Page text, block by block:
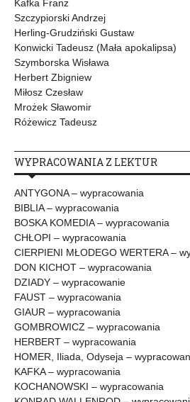
Kafka Franz
Szczypiorski Andrzej
Herling-Grudziński Gustaw
Konwicki Tadeusz (Mała apokalipsa)
Szymborska Wisława
Herbert Zbigniew
Miłosz Czesław
Mrożek Sławomir
Różewicz Tadeusz
WYPRACOWANIA Z LEKTUR
ANTYGONA – wypracowania
BIBLIA – wypracowania
BOSKA KOMEDIA – wypracowania
CHŁOPI – wypracowania
CIERPIENI MŁODEGO WERTERA –
DON KICHOT – wypracowania
DZIADY – wypracowanie
FAUST – wypracowania
GIAUR – wypracowania
GOMBROWICZ – wypracowania
HERBERT – wypracowania
HOMER, Iliada, Odyseja –
KAFKA – wypracowania
KOCHANOWSKI – wypracowania